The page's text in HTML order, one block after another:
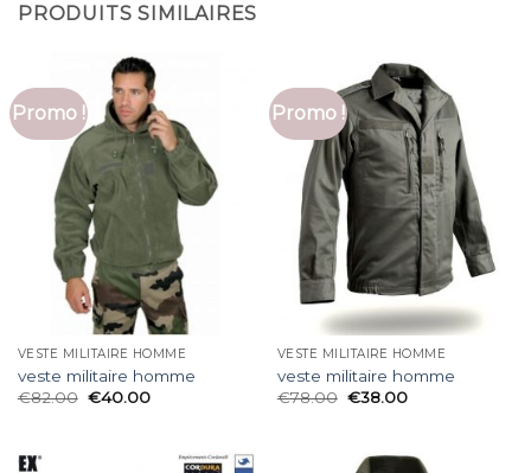
PRODUITS SIMILAIRES
Promo !
VESTE MILITAIRE HOMME
veste militaire homme
€82.00 €40.00
Promo !
VESTE MILITAIRE HOMME
veste militaire homme
€78.00 €38.00